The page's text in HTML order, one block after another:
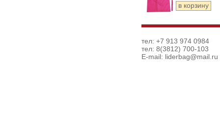
тел: +7 913 974 0984
тел: 8(3812) 700-103
E-mail: liderbag@mail.ru